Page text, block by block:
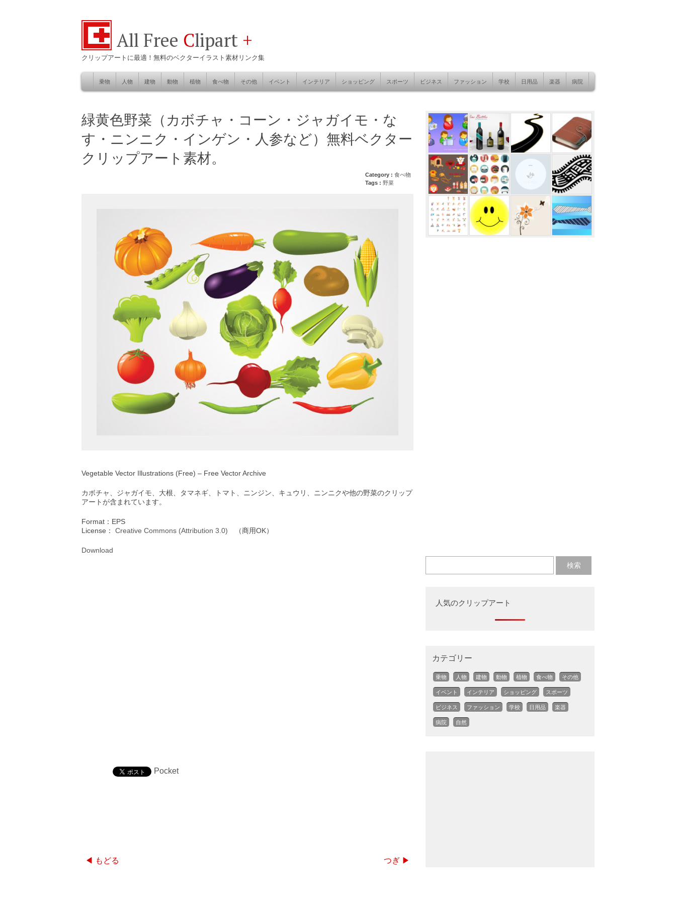
All Free Clipart +
クリップアートに最適！無料のベクターイラスト素材リンク集
Skip
content
乗物 人物 建物 動物 植物 食べ物 その他 イベント インテリア ショッピング スポーツ ビジネス ファッション 学校 日用品 楽器 病院
緑黄色野菜（カボチャ・コーン・ジャガイモ・な
す・ニンニク・インゲン・人参など）無料ベクター
クリップアート素材。
Category : 食べ物
Tags : 野菜
Vegetable Vector Illustrations (Free) – Free Vector Archive
カボチャ、ジャガイモ、大根、タマネギ、トマト、ニンジン、キュウリ、ニンニクや他の野菜のクリップ
アートが含まれています。
Format：EPS
License： Creative Commons (Attribution 3.0) （商用OK）
Download
Pocket
◀ もどる つぎ ▶
人気のクリップアート
カテゴリー
乗物 人物 建物 動物 植物 食べ物 その他
イベント インテリア ショッピング スポーツ
ビジネス ファッション 学校 日用品 楽器
病院 自然